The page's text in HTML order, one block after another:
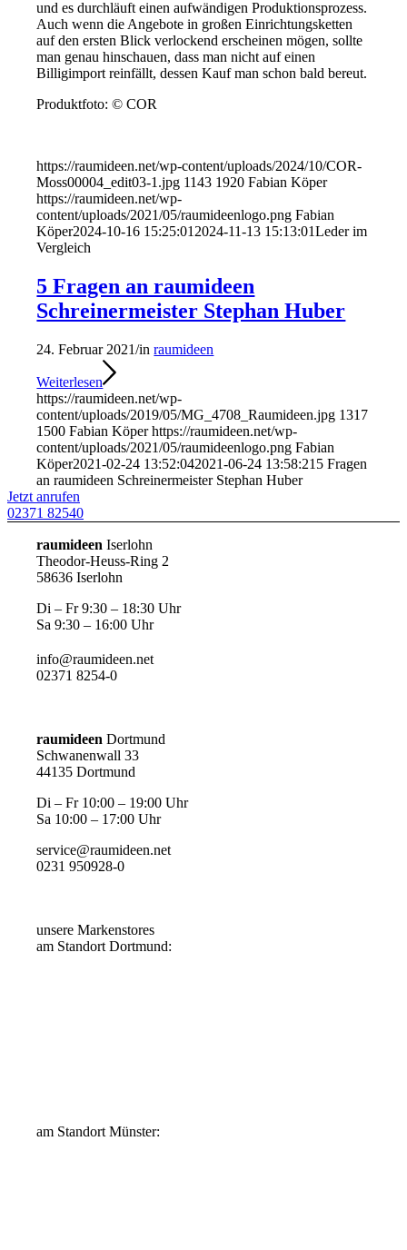
und es durchläuft einen aufwändigen Produktionsprozess.
Auch wenn die Angebote in großen Einrichtungsketten
auf den ersten Blick verlockend erscheinen mögen, sollte
man genau hinschauen, dass man nicht auf einen
Billigimport reinfällt, dessen Kauf man schon bald bereut.
Produktfoto: © COR
https://raumideen.net/wp-content/uploads/2024/10/COR-
Moss00004_edit03-1.jpg 1143 1920 Fabian Köper
https://raumideen.net/wp-
content/uploads/2021/05/raumideenlogo.png Fabian
Köper2024-10-16 15:25:01 2024-11-13 15:13:01Leder im
Vergleich
5 Fragen an raumideen
Schreinermeister Stephan Huber
24. Februar 2021/inraumideen
Weiterlesen
https://raumideen.net/wp-
content/uploads/2019/05/MG_4708_Raumideen.jpg 1317
1500 Fabian Köper https://raumideen.net/wp-
content/uploads/2021/05/raumideenlogo.png Fabian
Köper2021-02-24 13:52:042021-06-24 13:58:21 5 Fragen
an raumideen Schreinermeister Stephan Huber
Jetzt anrufen
02371 82540
raumideenIserlohn
Theodor-Heuss-Ring 2
58636 Iserlohn
Di – Fr 9:30 – 18:30 Uhr
Sa 9:30 – 16:00 Uhr
info@raumideen.net
02371 8254-0
raumideenDortmund
Schwanenwall 33
44135 Dortmund
Di – Fr 10:00 – 19:00 Uhr
Sa 10:00 – 17:00 Uhr
service@raumideen.net
0231 950928-0
unsere Markenstores
am Standort Dortmund:
am Standort Münster: